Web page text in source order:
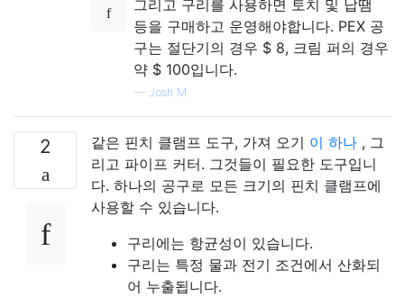
그리고 구리를 사용하면 토치 및 납땜
등을 구매하고 운영해야합니다. PEX 공
구는 절단기의 경우 $ 8, 크림 퍼의 경우
약 $ 100입니다.
— Josh M.
2 같은 핀치 클램프 도구, 가져 오기 이 하나 , 그
리고 파이프 커터. 그것들이 필요한 도구입니
다. 하나의 공구로 모든 크기의 핀치 클램프에
사용할 수 있습니다.
구리에는 항균성이 있습니다.
구리는 특정 물과 전기 조건에서 산화되
어 누출됩니다.